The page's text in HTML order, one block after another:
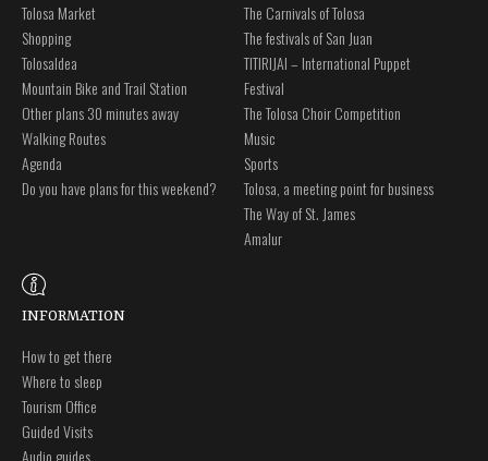
Tolosa Market
Shopping
Tolosaldea
Mountain Bike and Trail Station
Other plans 30 minutes away
Walking Routes
Agenda
Do you have plans for this weekend?
The Carnivals of Tolosa
The festivals of San Juan
TITIRIJAI – International Puppet
Festival
The Tolosa Choir Competition
Music
Sports
Tolosa, a meeting point for business
The Way of St. James
Amalur
INFORMATION
How to get there
Where to sleep
Tourism Office
Guided Visits